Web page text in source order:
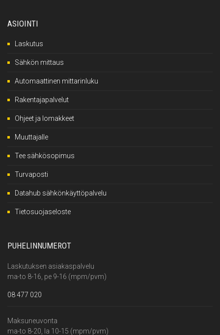
ASIOINTI
Laskutus
Sähkön mittaus
Automaattinen mittarinluku
Rakentajapalvelut
Ohjeet ja lomakkeet
Muuttajalle
Tee sähkösopimus
Turvaposti
Datahub sähkönkäyttöpalvelu
Tietosuojaseloste
PUHELINNUMEROT
Laskutuksen asiakaspalvelu
ma-to 8-16, pe 9-16 (mpm/pvm)
08 477 020
Maksuneuvonta
ma-to 8-20, la 10-15 (mpm/pvm)